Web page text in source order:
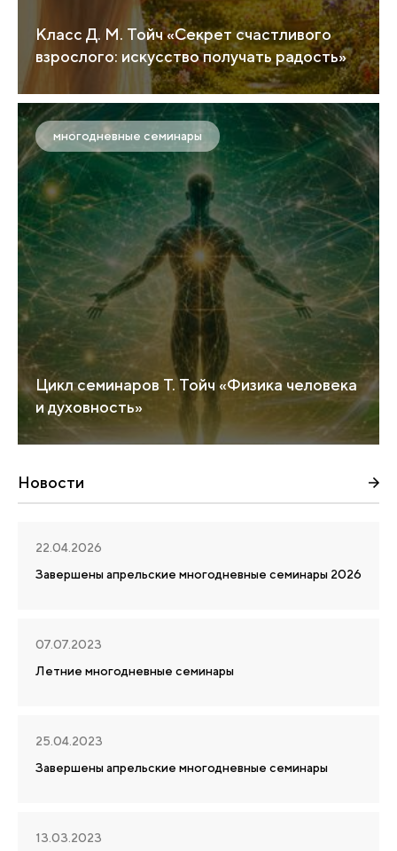
Класс Д. М. Тойч «Секрет счастливого
взрослого: искусство получать радость»
многодневные семинары
Цикл семинаров Т. Тойч «Физика человека
и духовность»
Новости
22.04.2026
Завершены апрельские многодневные семинары 2026
07.07.2023
Летние многодневные семинары
25.04.2023
Завершены апрельские многодневные семинары
13.03.2023